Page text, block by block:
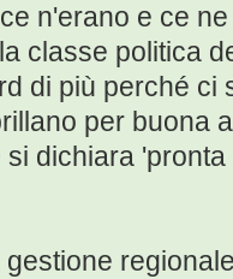
n'erano e ce
classe politica
di più perché ci
per buona
dichiara